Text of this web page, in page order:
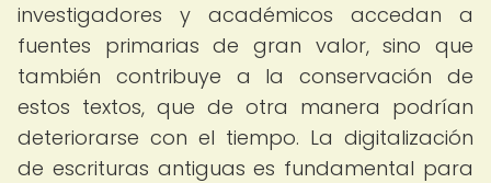
investigadores y académicos accedan a
fuentes primarias de gran valor, sino que
también contribuye a la conservación de
estos textos, que de otra manera podrían
deteriorarse con el tiempo. La digitalización
de escrituras antiguas es fundamental para